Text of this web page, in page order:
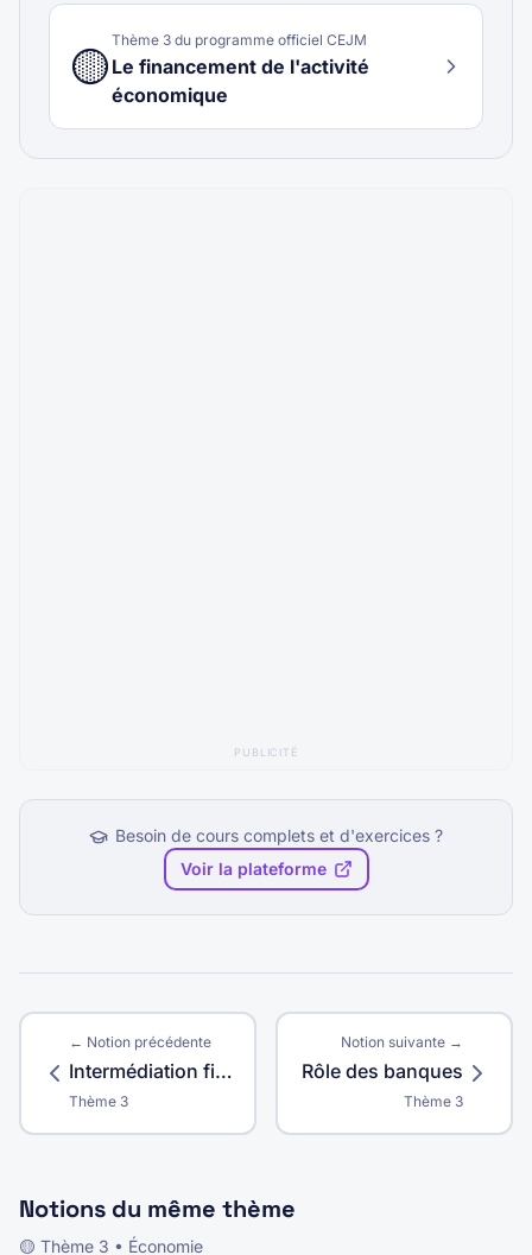
🟡
Thème 3 du programme officiel CEJM
Le financement de l'activité
économique
PUBLICITÉ
Besoin de cours complets et d'exercices ?
Voir la plateforme
← Notion précédente
Intermédiation financière
Thème 3
Notion suivante →
Rôle des banques
Thème 3
Notions du même thème
🟡 Thème 3 • Économie